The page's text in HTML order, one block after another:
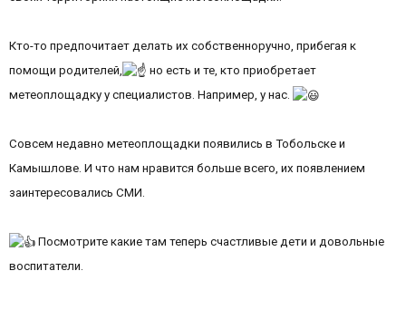
Кто-то предпочитает делать их собственноручно, прибегая к
помощи родителей,
но есть и те, кто приобретает
метеоплощадку у специалистов. Например, у нас.
Совсем недавно метеоплощадки появились в Тобольске и
Камышлове. И что нам нравится больше всего, их появлением
заинтересовались СМИ.
Посмотрите какие там теперь счастливые дети и довольные
воспитатели.